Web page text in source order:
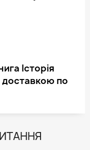
Історія
доставкою по